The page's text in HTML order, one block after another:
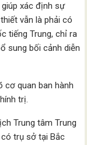
xác định sự
vẫn là phải có
tiếng Trung, chỉ ra
sung bối cảnh diễn
cơ quan ban hành
trị.
Trung tâm Trung
trụ sở tại Bắc